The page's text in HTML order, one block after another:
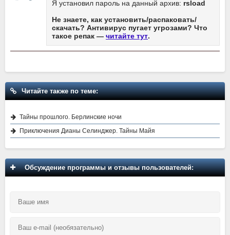
Я установил пароль на данный архив: rsload
Не знаете, как установить/распаковать/
скачать? Антивирус пугает угрозами? Что
такое репак — читайте тут.
Читайте также по теме:
Тайны прошлого. Берлинские ночи
Приключения Дианы Селинджер. Тайны Майя
Обсуждение программы и отзывы пользователей: